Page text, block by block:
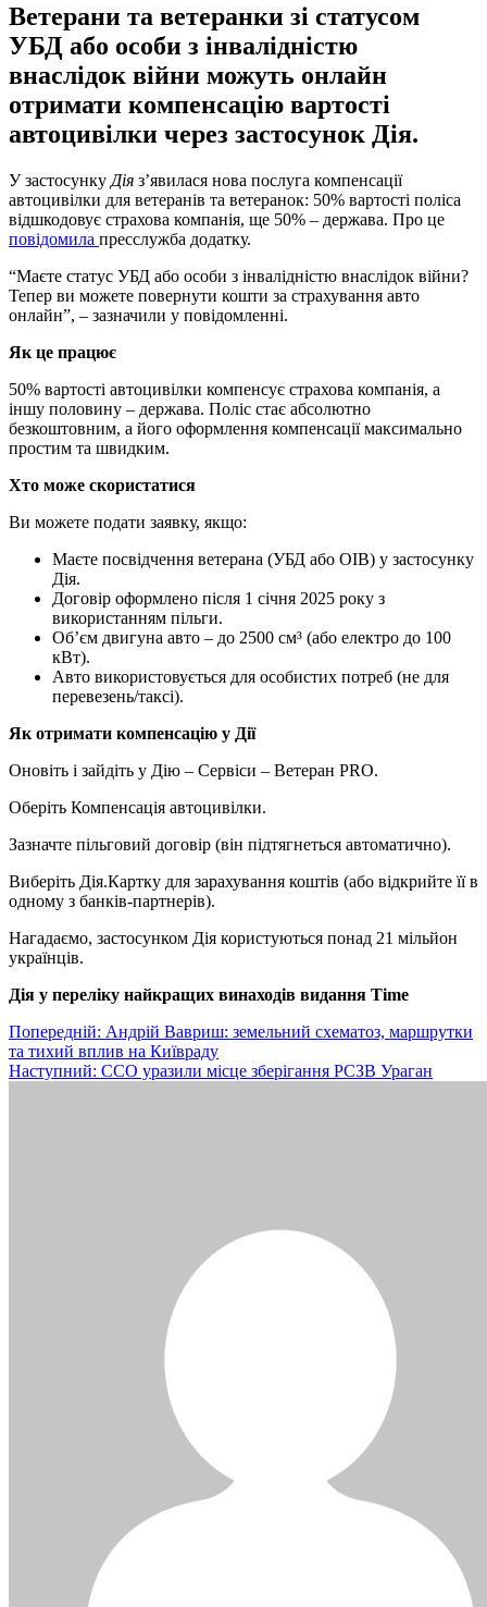
Ветерани та ветеранки зі статусом
УБД або особи з інвалідністю
внаслідок війни можуть онлайн
отримати компенсацію вартості
автоцивілки через застосунок Дія.
У застосунку Дія з’явилася нова послуга компенсації
автоцивілки для ветеранів та ветеранок: 50% вартості поліса
відшкодовує страхова компанія, ще 50% – держава. Про це
повідомила пресслужба додатку.
“Маєте статус УБД або особи з інвалідністю внаслідок війни?
Тепер ви можете повернути кошти за страхування авто
онлайн”, – зазначили у повідомленні.
Як це працює
50% вартості автоцивілки компенсує страхова компанія, а
іншу половину – держава. Поліс стає абсолютно
безкоштовним, а його оформлення компенсації максимально
простим та швидким.
Хто може скористатися
Ви можете подати заявку, якщо:
Маєте посвідчення ветерана (УБД або ОІВ) у застосунку
Дія.
Договір оформлено після 1 січня 2025 року з
використанням пільги.
Об’єм двигуна авто – до 2500 см³ (або електро до 100
кВт).
Авто використовується для особистих потреб (не для
перевезень/таксі).
Як отримати компенсацію у Дії
Оновіть і зайдіть у Дію – Сервіси – Ветеран PRO.
Оберіть Компенсація автоцивілки.
Зазначте пільговий договір (він підтягнеться автоматично).
Виберіть Дія.Картку для зарахування коштів (або відкрийте її в
одному з банків-партнерів).
Нагадаємо, застосунком Дія користуються понад 21 мільйон
українців.
Дія у переліку найкращих винаходів видання Time
Навігація
записів
Попередній: Андрій Вавриш: земельний схематоз, маршрутки
та тихий вплив на Київраду
Наступний: ССО уразили місце зберігання РСЗВ Ураган